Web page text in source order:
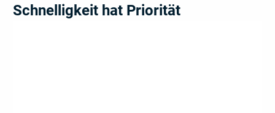
Schnelligkeit hat Priorität